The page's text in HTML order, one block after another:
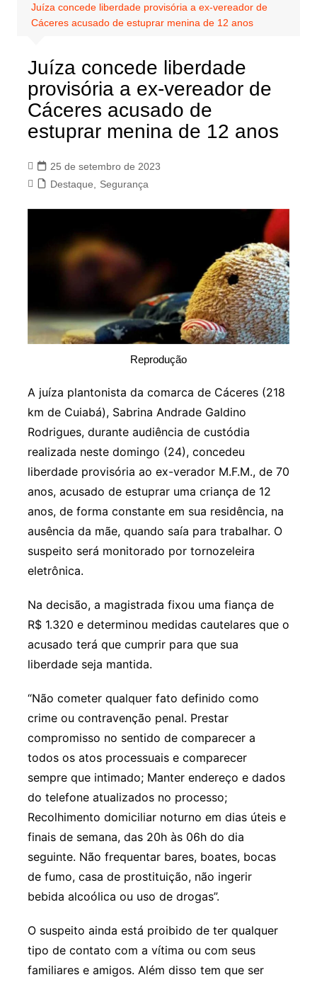
Juíza concede liberdade provisória a ex-vereador de
Cáceres acusado de estuprar menina de 12 anos
Juíza concede liberdade
provisória a ex-vereador de
Cáceres acusado de
estuprar menina de 12 anos
25 de setembro de 2023
Destaque
Segurança
Reprodução
A juíza plantonista da comarca de Cáceres (218
km de Cuiabá), Sabrina Andrade Galdino
Rodrigues, durante audiência de custódia
realizada neste domingo (24), concedeu
liberdade provisória ao ex-verador M.F.M., de 70
anos, acusado de estuprar uma criança de 12
anos, de forma constante em sua residência, na
ausência da mãe, quando saía para trabalhar. O
suspeito será monitorado por tornozeleira
eletrônica.
Na decisão, a magistrada fixou uma fiança de
R$ 1.320 e determinou medidas cautelares que o
acusado terá que cumprir para que sua
liberdade seja mantida.
“Não cometer qualquer fato definido como
crime ou contravenção penal. Prestar
compromisso no sentido de comparecer a
todos os atos processuais e comparecer
sempre que intimado; Manter endereço e dados
do telefone atualizados no processo;
Recolhimento domiciliar noturno em dias úteis e
finais de semana, das 20h às 06h do dia
seguinte. Não frequentar bares, boates, bocas
de fumo, casa de prostituição, não ingerir
bebida alcoólica ou uso de drogas”.
O suspeito ainda está proibido de ter qualquer
tipo de contato com a vítima ou com seus
familiares e amigos. Além disso tem que ser